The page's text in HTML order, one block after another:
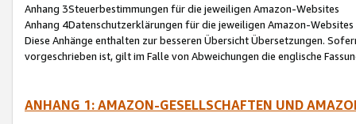
Anhang 3Steuerbestimmungen für die jeweiligen Amazon-Websites
Anhang 4Datenschutzerklärungen für die jeweiligen Amazon-Websites
Diese Anhänge enthalten zur besseren Übersicht Übersetzungen.
vorgeschrieben ist, gilt im Falle von Abweichungen die englische
ANHANG 1: AMAZON-GESELLSCHAFTEN UND